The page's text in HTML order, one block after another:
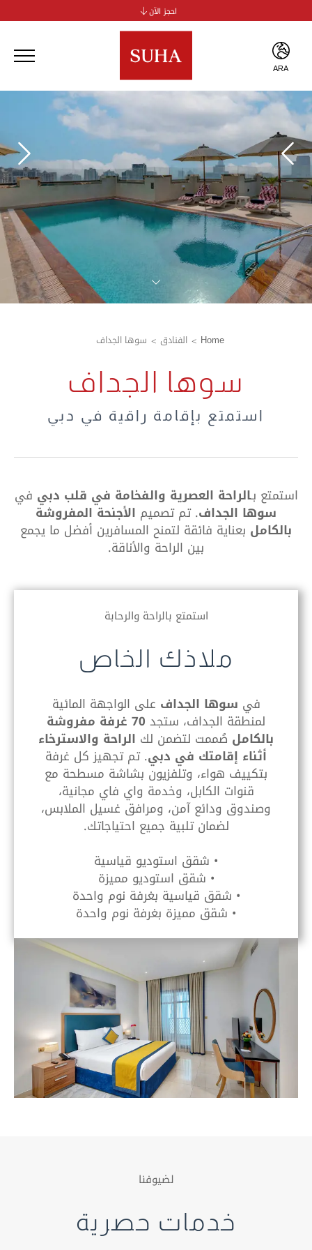
احجز الآن
سها جي بي آر للشقق الفندقية
سها الخور للشقق الفندقية
سوها الجداف
سوها بر دبي
ARA
ENG
ARA
Home الفنادق سوها الجداف
سوها الجداف
استمتع بإقامة راقية في دبي
استمتع بـالراحة العصرية والفخامة في قلب دبي في
سوها الجداف.تم تصميم الأجنحة المفروشة
بالكامل بعناية فائقة لتمنح المسافرين أفضل ما يجمع
بين الراحة والأناقة.
استمتع بالراحة والرحابة
ملاذك الخاص
في سوها الجداف على الواجهة المائية
لمنطقة الجداف، ستجد 70 غرفة مفروشة
بالكامل صُممت لتضمن لك الراحة والاسترخاء
أثناء إقامتك في دبي. تم تجهيز كل غرفة
بتكييف هواء، وتلفزيون بشاشة مسطحة مع
قنوات الكابل، وخدمة واي فاي مجانية،
وصندوق ودائع آمن، ومرافق غسيل الملابس،
لضمان تلبية جميع احتياجاتك.
• شقق استوديو قياسية
• شقق استوديو مميزة
• شقق قياسية بغرفة نوم واحدة
• شقق مميزة بغرفة نوم واحدة
لضيوفنا
خدمات حصرية